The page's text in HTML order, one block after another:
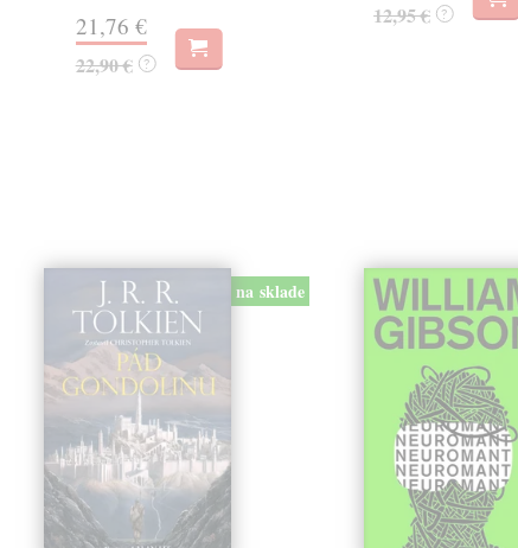
21,76 €
22,90 € ?
12,95 € ?
na sklade